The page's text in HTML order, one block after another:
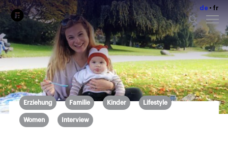
de fr
Erziehung Familie Kinder Lifestyle
Women Interview